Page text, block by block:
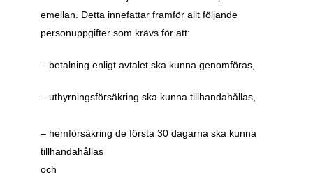
emellan. Detta innefattar framför allt följande
personuppgifter som krävs för att:
– betalning enligt avtalet ska kunna genomföras,
– uthyrningsförsäkring ska kunna tillhandahållas,
– hemförsäkring de första 30 dagarna ska kunna
tillhandahållas
och